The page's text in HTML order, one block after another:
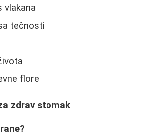
vlakana
tečnosti
flore
zdrav stomak